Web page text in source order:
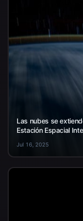
Las nubes se
Estación Espacial
Jul 16, 2025